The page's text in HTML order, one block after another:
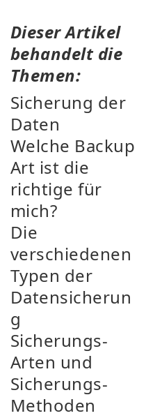
Dieser Artikel
behandelt die
Themen:
Sicherung der
Daten
Welche Backup
Art ist die
richtige für
mich?
Die
verschiedenen
Typen der
Datensicherun
g
Sicherungs-
Arten und
Sicherungs-
Methoden